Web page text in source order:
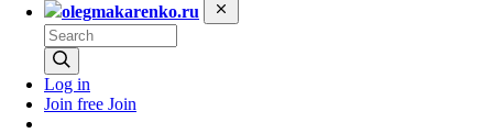
olegmakarenko.ru
Log in
Join free Join